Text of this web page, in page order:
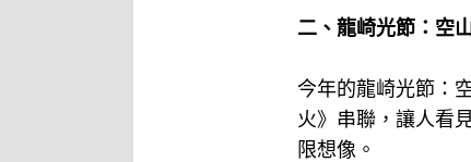
二、龍崎光節：空
今年的龍崎光節：
火》串聯，讓人看
限想像。